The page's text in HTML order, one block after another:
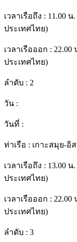
เวลาเรือถึง : 11.00 น
ประเทศไทย)
เวลาเรือออก : 22.00
ประเทศไทย)
ลำดับ : 2
วัน :
วันที่ :
ท่าเรือ : เกาะสมุย-อิ
เวลาเรือถึง : 13.00 น
ประเทศไทย)
เวลาเรือออก : 22.00
ประเทศไทย)
ลำดับ : 3